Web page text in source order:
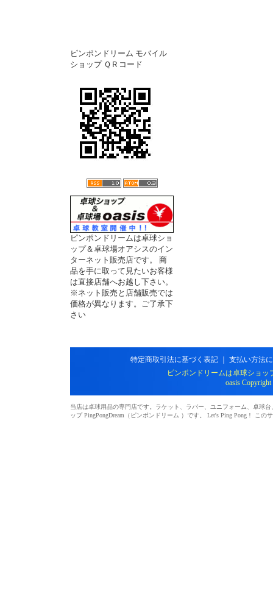
ピンポンドリーム モバイル
ショップ ＱＲコード
ピンポンドリームは卓球ショ
ップ＆卓球場オアシスのイン
ターネット販売店です。 商
品を手に取って見たいお客様
は直接店舗へお越し下さい。
※ネット販売と店舗販売では
価格が異なります。ご了承下
さい
特定商取引法に基づく表記 ｜ 支払い方法
ピンポンドリームは卓球ショ
oasis
当店は卓球用品の専門店です。ラケット、ラバー、ユニフォーム、卓球
ップ PingPongDream（ピンポンドリーム ）です。 Let's Ping Pong！ こ